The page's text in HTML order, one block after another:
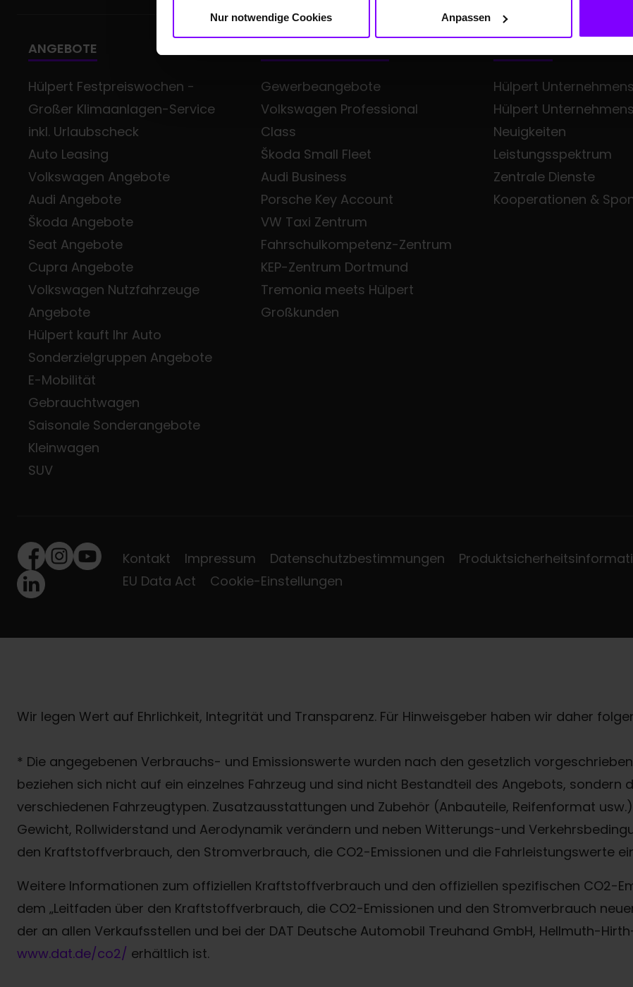
Nur notwendige Cookies Anpassen
ANGEBOTE
Hülpert Festpreiswochen -
Großer Klimaanlagen-Service
inkl. Urlaubscheck
Auto Leasing
Volkswagen Angebote
Audi Angebote
Škoda Angebote
Seat Angebote
Cupra Angebote
Volkswagen Nutzfahrzeuge
Angebote
Hülpert kauft Ihr Auto
Sonderzielgruppen Angebote
E-Mobilität
Gebrauchtwagen
Saisonale Sonderangebote
Kleinwagen
SUV
Gewerbeangebote
Volkswagen Professional
Class
Škoda Small Fleet
Audi Business
Porsche Key Account
VW Taxi Zentrum
Fahrschulkompetenz-Zentrum
KEP-Zentrum Dortmund
Tremonia meets Hülpert
Großkunden
Hülpert
Hülpert
Neuigkeiten
Leistungsspektrum
Zentrale Dienste
Kooperationen &
Facebook
Instagram
Youtube
LinkedIn
Kontakt Impressum Datenschutzbestimmungen
EU Data Act
Cookie-Einstellungen
Wir legen Wert auf Ehrlichkeit, Integrität und Transparenz. Für Hinweisgeber haben wir daher
* Die angegebenen Verbrauchs- und Emissionswerte wurden nach den gesetzlich
beziehen sich nicht auf ein einzelnes Fahrzeug und sind nicht Bestandteil des Angebots, sondern
verschiedenen Fahrzeugtypen. Zusatzausstattungen und Zubehör (Anbauteile, Reifenformat
Gewicht, Rollwiderstand und Aerodynamik verändern und neben Witterungs-und
den Kraftstoffverbrauch, den Stromverbrauch, die CO2-Emissionen und die Fahrleistungswerte
Weitere Informationen zum offiziellen Kraftstoffverbrauch und den offiziellen spezifischen CO2-
dem „Leitfaden über den Kraftstoffverbrauch, die CO2-Emissionen und den Stromverbrauch
der an allen Verkaufsstellen und bei der DAT Deutsche Automobil Treuhand GmbH, Hellmuth-
www.dat.de/co2/ erhältlich ist.